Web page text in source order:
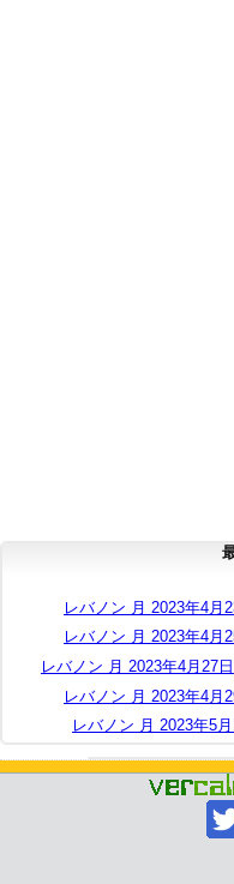
レバノン 月 2023年4月
レバノン 月 2023年4月
レバノン 月 2023年4月27日
レバノン 月 2023年4月
レバノン 月 2023年5月